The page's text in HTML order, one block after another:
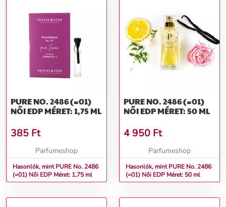
PURE NO. 2486 (=01)
NŐI EDP MÉRET: 1,75 ML
385 Ft
Parfumeshop
Hasonlók, mint PURE No. 2486
(=01) Női EDP Méret: 1,75 ml
PURE NO. 2486 (=01)
NŐI EDP MÉRET: 50 ML
4 950 Ft
Parfumeshop
Hasonlók, mint PURE No. 2486
(=01) Női EDP Méret: 50 ml